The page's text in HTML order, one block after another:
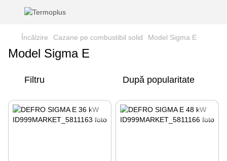
Încălzire Cazane pe combustibil solid Model Sigma E
Model Sigma E
Filtru După popularitate